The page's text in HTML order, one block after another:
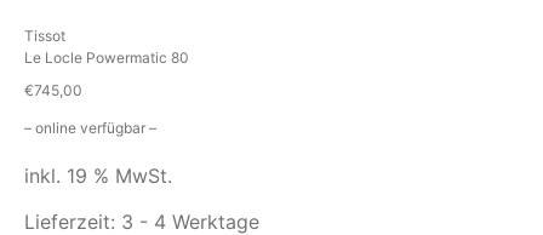
Tissot
Le Locle Powermatic 80
€745,00
– online verfügbar –
inkl. 19 % MwSt.
Lieferzeit: 3 - 4 Werktage